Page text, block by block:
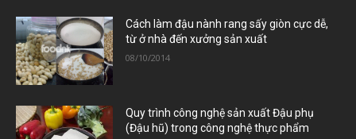
Cách làm đậu nành rang sấy giòn cực dễ,
từ ở nhà đến xưởng sản xuất
08/10/2014
Quy trình công nghệ sản xuất Đậu phụ
(Đậu hũ) trong công nghệ thực phẩm